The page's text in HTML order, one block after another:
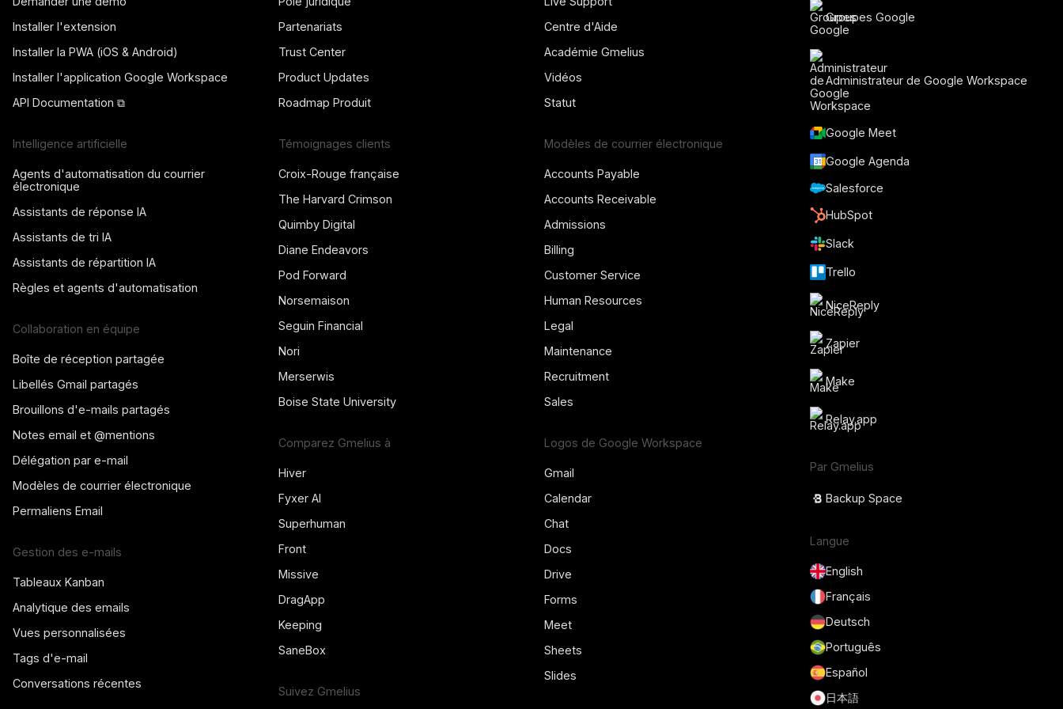
Installer l'extension
Installer la PWA (iOS & Android)
Installer l'application Google Workspace
API Documentation ⧉
Intelligence artificielle
Agents d'automatisation du courrier
électronique
Assistants de réponse IA
Assistants de tri IA
Assistants de répartition IA
Règles et agents d'automatisation
Collaboration en équipe
Boîte de réception partagée
Libellés Gmail partagés
Brouillons d'e-mails partagés
Notes email et @mentions
Délégation par e-mail
Modèles de courrier électronique
Permaliens Email
Gestion des e-mails
Tableaux Kanban
Analytique des emails
Vues personnalisées
Tags d'e-mail
Conversations récentes
Partenariats
Trust Center
Product Updates
Roadmap Produit
Témoignages clients
Croix-Rouge française
The Harvard Crimson
Quimby Digital
Diane Endeavors
Pod Forward
Norsemaison
Seguin Financial
Nori
Merserwis
Boise State University
Comparez Gmelius à
Hiver
Fyxer AI
Superhuman
Front
Missive
DragApp
Keeping
SaneBox
Suivez Gmelius
Centre d'Aide
Académie Gmelius
Vidéos
Statut
Modèles de courrier électronique
Accounts Payable
Accounts Receivable
Admissions
Billing
Customer Service
Human Resources
Legal
Maintenance
Recruitment
Sales
Logos de Google Workspace
Gmail
Calendar
Chat
Docs
Drive
Forms
Meet
Sheets
Slides
Groupes Google
Administrateur de Google Workspace
Google Meet
Google Agenda
Salesforce
HubSpot
Slack
Trello
NiceReply
Zapier
Make
Relay.app
Par Gmelius
Backup Space
Langue
English
Français
Deutsch
Português
Español
日本語